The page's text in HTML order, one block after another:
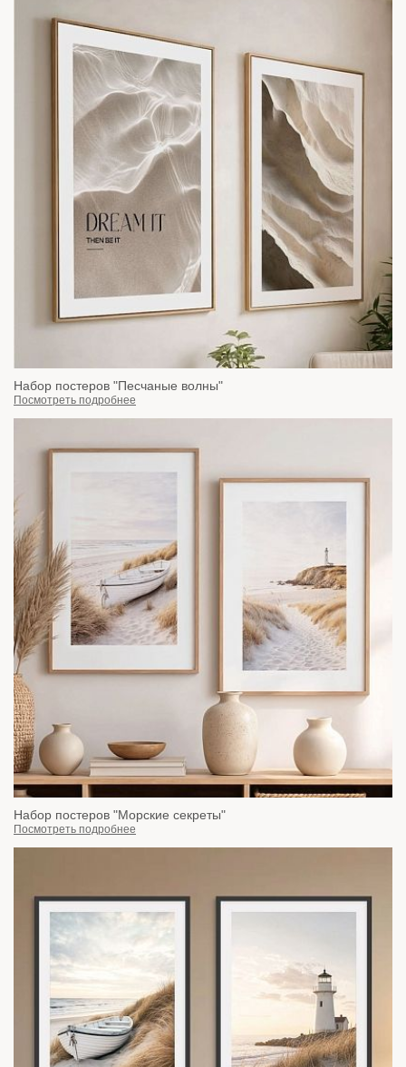
Набор постеров "Песчаные волны"
Посмотреть подробнее
Набор постеров "Морские секреты"
Посмотреть подробнее